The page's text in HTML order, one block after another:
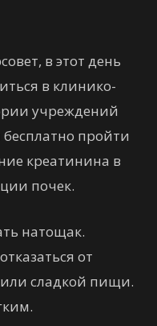
в этот день
в клинико-
учреждений
пройти
креатинина в
почек.
натощак.
от
сладкой пищи.